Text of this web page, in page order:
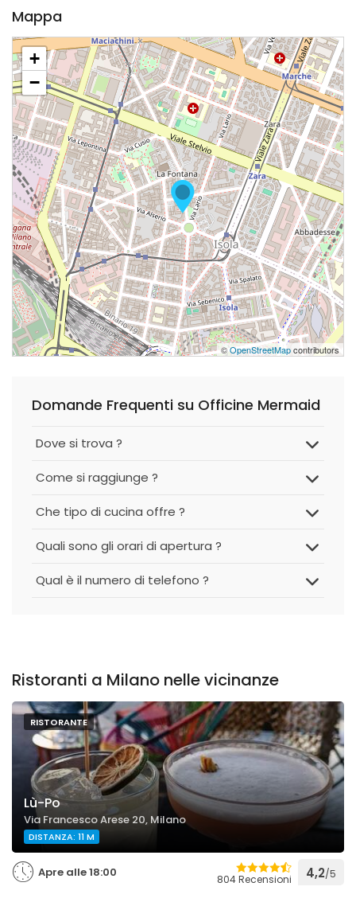
Mappa
+
−
©OpenStreetMapcontributors
Domande Frequenti su Officine Mermaid
Dove si trova ?
Come si raggiunge ?
Che tipo di cucina offre ?
Quali sono gli orari di apertura ?
Qual è il numero di telefono ?
Ristoranti a Milano nelle vicinanze
RISTORANTE
Lù-Po
Via Francesco Arese 20, Milano
DISTANZA: 11 M
Apre alle 18:00 804 Recensioni 4,2/5